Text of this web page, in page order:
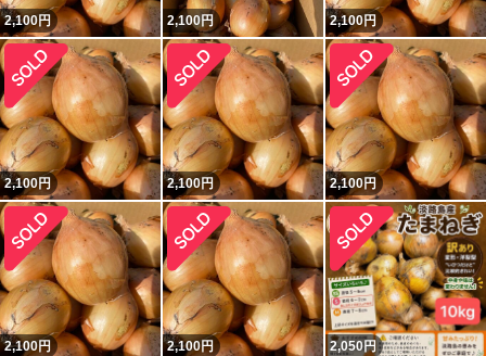
2,100円 2,100円 2,100円
2,100円 2,100円 2,100円
2,100円 2,100円 2,050円